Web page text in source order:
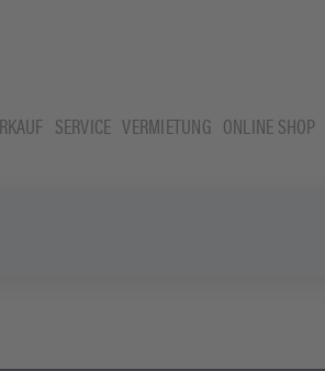
SERVICE VERMIETUNG ONLINE SHOP